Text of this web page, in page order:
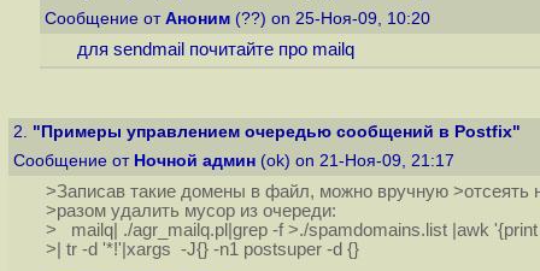
Сообщение от Аноним (??) on 25-Ноя-09, 10:20
для sendmail почитайте про mailq
2. "Примеры управлением очередью сообщений в Postfix"
Сообщение от Ночной админ (ok) on 21-Ноя-09, 21:17
>Записав такие домены в файл, можно вручную
>разом удалить мусор из очереди:
> mailq| ./agr_mailq.pl|grep -f >./spamdomains.list |awk '{print
>| tr -d '*!'|xargs -J{} -n1 postsuper -d {}